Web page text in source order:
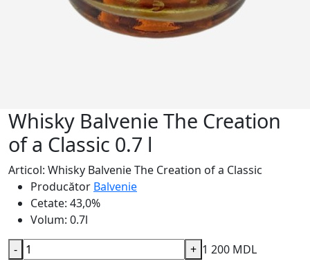
Whisky Balvenie The Creation
of a Classic 0.7 l
Articol: Whisky Balvenie The Creation of a Classic
Producător Balvenie
Cetate: 43,0%
Volum: 0.7l
1 200 MDL
- +